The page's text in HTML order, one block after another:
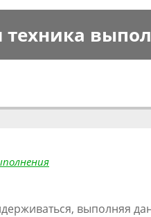
выполняя